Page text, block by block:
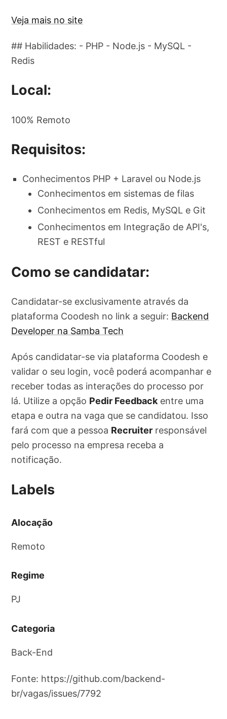
Veja mais no site
## Habilidades: - PHP - Node.js - MySQL -
Redis
Local:
100% Remoto
Requisitos:
Conhecimentos PHP + Laravel ou Node.js
Conhecimentos em sistemas de filas
Conhecimentos em Redis, MySQL e Git
Conhecimentos em Integração de API's,
REST e RESTful
Como se candidatar:
Candidatar-se exclusivamente através da
plataforma Coodesh no link a seguir: Backend
Developer na Samba Tech
Após candidatar-se via plataforma Coodesh e
validar o seu login, você poderá acompanhar e
receber todas as interações do processo por
lá. Utilize a opção Pedir Feedbackentre uma
etapa e outra na vaga que se candidatou. Isso
fará com que a pessoa Recruiter responsável
pelo processo na empresa receba a
notificação.
Labels
Alocação
Remoto
Regime
PJ
Categoria
Back-End
Fonte: https://github.com/backend-
br/vagas/issues/7792